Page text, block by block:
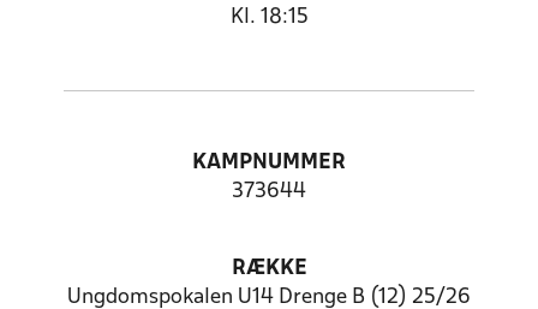
Kl. 18:15
KAMPNUMMER
373644
RÆKKE
Ungdomspokalen U14 Drenge B (12) 25/26